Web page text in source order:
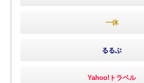
一休
るるぶ
Yahoo!トラベル